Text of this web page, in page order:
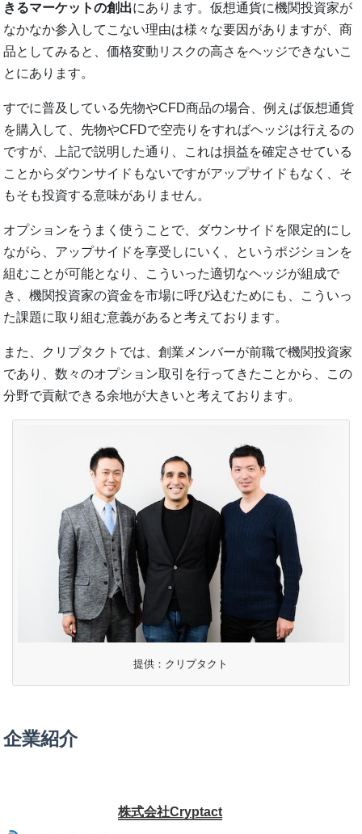
きるマーケットの創出にあります。仮想通貨に機関投資家が
なかなか参入してこない理由は様々な要因がありますが、商
品としてみると、価格変動リスクの高さをヘッジできないこ
とにあります。
すでに普及している先物やCFD商品の場合、例えば仮想通貨
を購入して、先物やCFDで空売りをすればヘッジは行えるの
ですが、上記で説明した通り、これは損益を確定させている
ことからダウンサイドもないですがアップサイドもなく、そ
もそも投資する意味がありません。
オプションをうまく使うことで、ダウンサイドを限定的にし
ながら、アップサイドを享受しにいく、というポジションを
組むことが可能となり、こういった適切なヘッジが組成で
き、機関投資家の資金を市場に呼び込むためにも、こういっ
た課題に取り組む意義があると考えております。
また、クリプタクトでは、創業メンバーが前職で機関投資家
であり、数々のオプション取引を行ってきたことから、この
分野で貢献できる余地が大きいと考えております。
提供：クリプタクト
企業紹介
株式会社Cryptact